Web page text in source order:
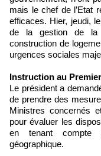
mais le chef de l’Etat
efficaces. Hier, jeudi,
de la gestion de la
construction de
urgences sociales
Instruction au
Le président a
de prendre des
Ministres concernés
pour évaluer les
en tenant compte
géographique.